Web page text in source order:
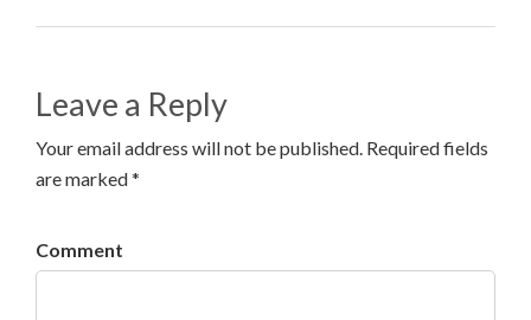
Leave a Reply
Your email address will not be published. Required fields
are marked *
Comment